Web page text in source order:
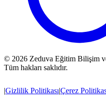
© 2026 Zeduva Eğitim Bilişim
Tüm hakları saklıdır.
|Gizlilik Politikası|Çerez